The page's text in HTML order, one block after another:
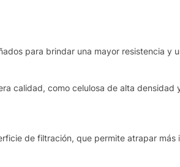
para brindar una mayor resistencia y
calidad, como celulosa de alta
de filtración, que permite atrapar